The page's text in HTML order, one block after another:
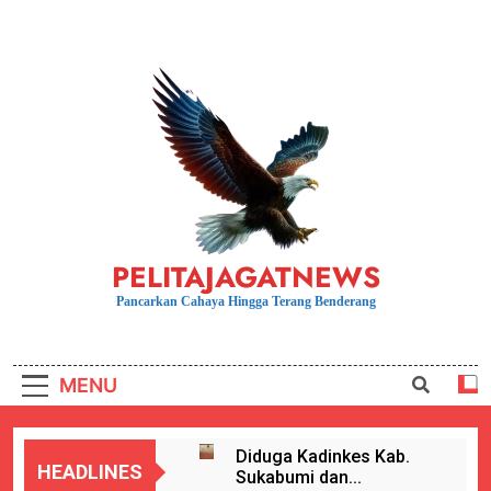
PELITAJAGATNEWS
Pancarkan Cahaya Hingga Terang Benderang
MENU
HEADLINES
Diduga Kadinkes Kab.
Sukabumi dan